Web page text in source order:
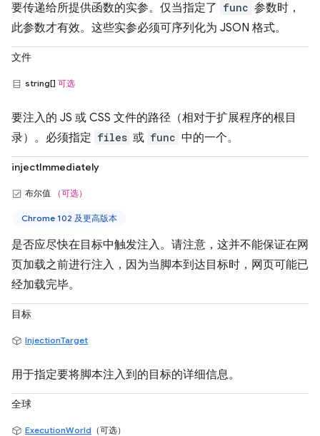
要传递给所提供函数的实参。仅当指定了 func 参数时，
此参数才有效。这些实参必须可序列化为 JSON 格式。
文件
string[] 可选
要注入的 JS 或 CSS 文件的路径（相对于扩展程序的根目
录）。必须指定 files 或 func 中的一个。
injectImmediately
布尔值 （可选）
Chrome 102 及更高版本
是否应尽快在目标中触发注入。请注意，这并不能保证在网
页加载之前进行注入，因为当脚本到达目标时，网页可能已
经加载完毕。
目标
InjectionTarget
用于指定要将脚本注入到的目标的详细信息。
全球
ExecutionWorld （可选）